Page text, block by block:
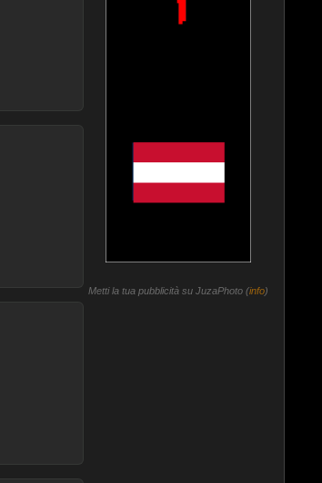
Metti la tua pubblicità su JuzaPhoto (info)